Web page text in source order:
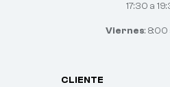
17:30 a
Viernes: 8:00
CLIENTE